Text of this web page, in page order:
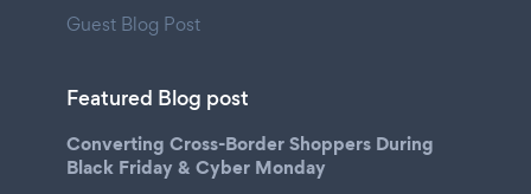
Guest Blog Post
Featured Blog post
Converting Cross-Border Shoppers During
Black Friday & Cyber Monday